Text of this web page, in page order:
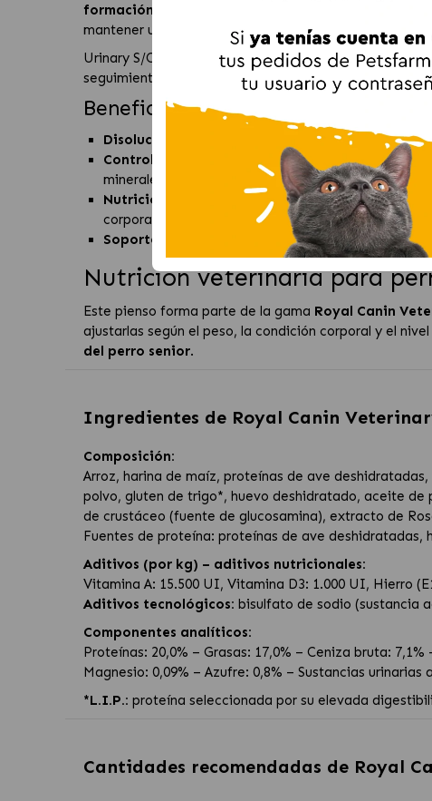
formación de nuevos cálculos
mantener un estado nutricional equilibrado sin
Urinary S/O Ageing 7+ está pensado para integrarse
seguimiento del
tratamiento nutricional urinario
Beneficios de ROYAL CANIN®
Disolución de cálculos de estruvita: formulado
Control de la salud urinaria:contribuye a limitar
minerales.
Nutrición adaptada al perro senior:contiene
corporal.
Soporte global del bienestar:receta completa y
Nutrición veterinaria para
Este pienso forma parte de la gama Royal Canin
ajustarlas según el peso, la condición corporal y el
del perro senior.
Ingredientes de Royal Canin
Composición:
Arroz, harina de maíz, proteínas de ave
polvo, gluten de trigo*, huevo deshidratado, aceite
de crustáceo (fuente de glucosamina), extracto de
Fuentes de proteína: proteínas de ave
Aditivos (por kg) – aditivos nutricionales:
Vitamina A: 15.500 UI, Vitamina D3: 1.000 UI, Hierro
Aditivos tecnológicos: bisulfato de sodio (sustancia
Componentes analíticos:
Proteínas: 20,0% – Grasas: 17,0% – Ceniza bruta:
Magnesio: 0,09% – Azufre: 0,8% – Sustancias
*L.I.P.: proteína seleccionada por su elevada
Cantidades recomendadas de Royal